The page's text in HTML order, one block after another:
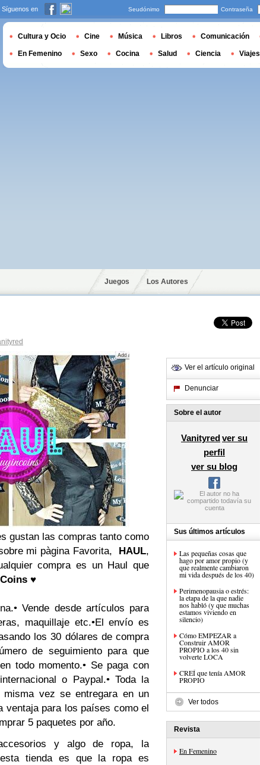
Juegos Los Autores
gustan las compras tanto como
mi pàgina Favorita, HAUL,
compra es un Haul que
♥
• Vende desde artículos para
maquillaje etc.•El envío es
los 30 dólares de compra
de seguimiento para que
todo momento.• Se paga con
o Paypal.• Toda la
vez se entregara en un
ventaja para los países como el
5 paquetes por año.
y algo de ropa, la
tienda es que la ropa es
Ver el artículo original
Denunciar
Sobre el autor
Vanityredver su
perfil
ver su blog
Sus últimos artículos
Las pequeñas cosas que
hago por amor propio (y
que realmente cambiaron
mi vida después de los 40)
Perimenopausia o estrés:
la etapa de la que nadie
nos habló (y que muchas
estamos viviendo en
silencio)
Cómo EMPEZAR a
Construir AMOR
PROPIO a los 40 sin
volverte LOCA
CREÍ que tenía AMOR
PROPIO
Ver todos
Revista
En Femenino
Síguenos en Seudónimo Contraseña
Cultura y Ocio Cine Música Libros Comunicación
En Femenino Sexo Cocina Salud Ciencia Viajes